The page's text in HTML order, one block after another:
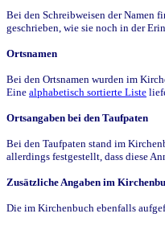
Bei den Schreibweisen der Namen
geschrieben, wie sie noch in der
Ortsnamen
Bei den Ortsnamen wurden im
Eine alphabetisch sortierte Liste
Ortsangaben bei den Taufpaten
Bei den Taufpaten stand im
allerdings festgestellt, dass diese
Zusätzliche Angaben im
Die im Kirchenbuch ebenfalls